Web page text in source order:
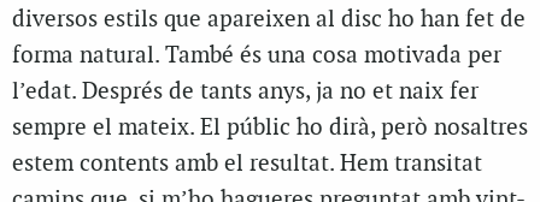
diversos estils que apareixen al disc ho han fet de
forma natural. També és una cosa motivada per
l’edat. Després de tants anys, ja no et naix fer
sempre el mateix. El públic ho dirà, però nosaltres
estem contents amb el resultat. Hem transitat